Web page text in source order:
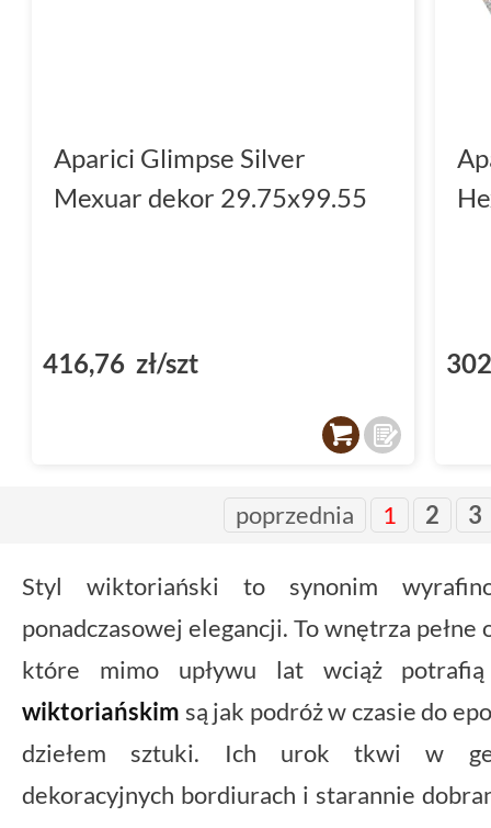
Aparici Glimpse Silver
Mexuar dekor 29.75x99.55
416,76 zł/szt
poprzednia 1 2 3
Styl wiktoriański to synonim
ponadczasowej elegancji. To wnętrza
które mimo upływu lat wciąż
wiktoriańskim są jak podróż w czasie do
dziełem sztuki. Ich urok tkwi w
dekoracyjnych bordiurach i starannie